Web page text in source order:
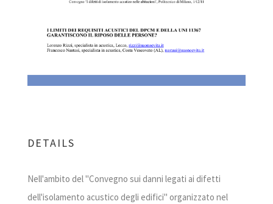
DETAILS
Nell'ambito del "Convegno sui danni legati ai difetti
dell'isolamento acustico degli edifici" organizzato nel